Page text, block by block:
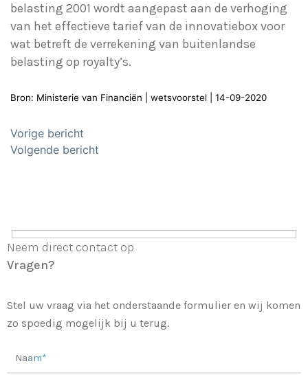
belasting 2001 wordt aangepast aan de verhoging
van het effectieve tarief van de innovatiebox voor
wat betreft de verrekening van buitenlandse
belasting op royalty’s.
Bron: Ministerie van Financiën | wetsvoorstel | 14-09-2020
Bericht
navigatie
Vorige bericht
Volgende bericht
Neem direct contact op
Vragen?
Stel uw vraag via het onderstaande formulier en wij komen
zo spoedig mogelijk bij u terug.